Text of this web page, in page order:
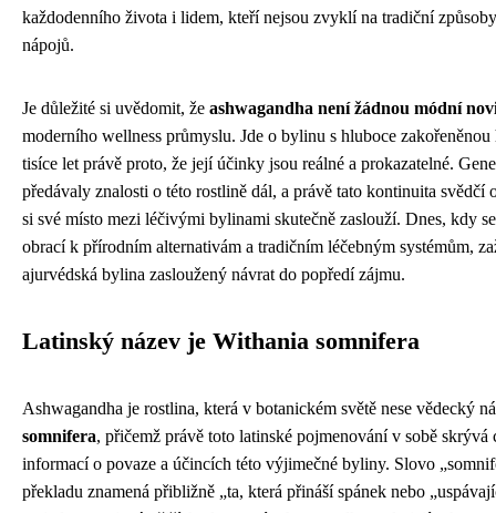
každodenního života i lidem, kteří nejsou zvyklí na tradiční
nápojů.
Je důležité si uvědomit, že ashwagandha není žádnou módní
moderního wellness průmyslu. Jde o bylinu s hluboce
tisíce let právě proto, že její účinky jsou reálné a prokazatelné.
předávaly znalosti o této rostlině dál, a právě tato kontinuita svědčí
si své místo mezi léčivými bylinami skutečně zaslouží. Dnes, kdy
obrací k přírodním alternativám a tradičním léčebným systémům,
ajurvédská bylina zasloužený návrat do popředí zájmu.
Latinský název je Withania somnifera
Ashwagandha je rostlina, která v botanickém světě nese vědecký
somnifera, přičemž právě toto latinské pojmenování v sobě skrývá
informací o povaze a účincích této výjimečné byliny. Slovo
překladu znamená přibližně „ta, která přináší spánek nebo